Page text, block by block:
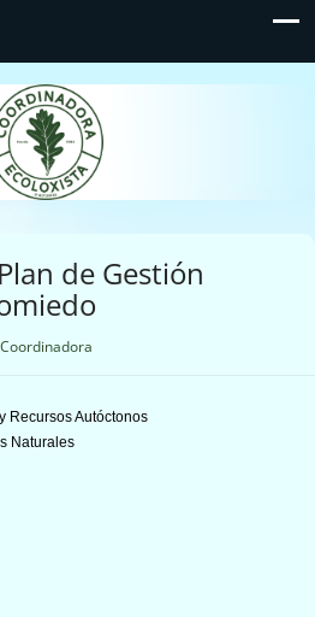
Ecoloxista
de Gestión
Coordinadora
Recursos Autóctonos
Naturales